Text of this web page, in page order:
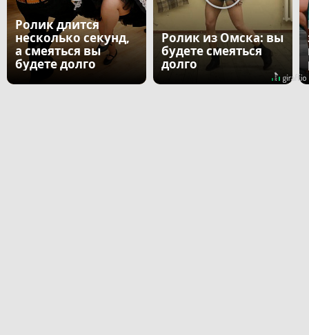
Ролик длится
несколько секунд,
а смеяться вы
будете долго
Ролик из Омска: вы
будете смеяться
долго